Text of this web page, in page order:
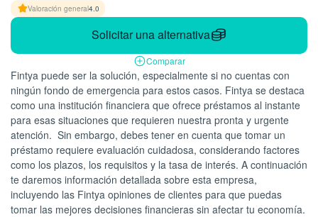
Valoración general4.0
Solicitar una alternativa
Comparar
Fintya puede ser la solución, especialmente si no cuentas con
ningún fondo de emergencia para estos casos. Fintya se destaca
como una institución financiera que ofrece préstamos al instante
para esas situaciones que requieren nuestra pronta y urgente
atención. Sin embargo, debes tener en cuenta que tomar un
préstamo requiere evaluación cuidadosa, considerando factores
como los plazos, los requisitos y la tasa de interés. A continuación
te daremos información detallada sobre esta empresa,
incluyendo las Fintya opiniones de clientes para que puedas
tomar las mejores decisiones financieras sin afectar tu economía.